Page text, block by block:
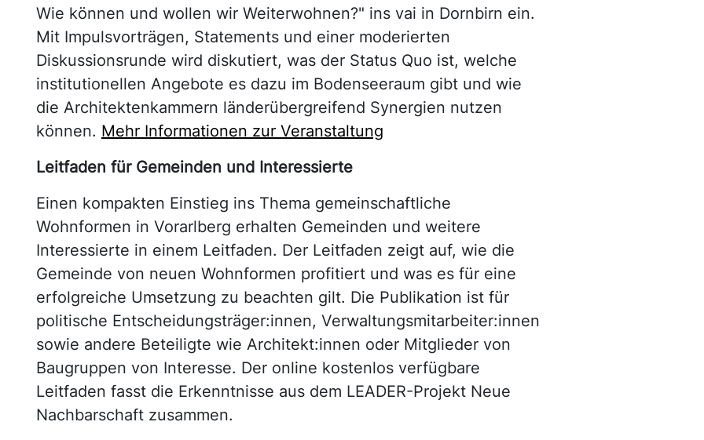
Wie können und wollen wir Weiterwohnen?" ins vai in Dornbirn ein.
Mit Impulsvorträgen, Statements und einer moderierten
Diskussionsrunde wird diskutiert, was der Status Quo ist, welche
institutionellen Angebote es dazu im Bodenseeraum gibt und wie
die Architektenkammern länderübergreifend Synergien nutzen
können. Mehr Informationen zur Veranstaltung
Leitfaden für Gemeinden und Interessierte
Einen kompakten Einstieg ins Thema gemeinschaftliche
Wohnformen in Vorarlberg erhalten Gemeinden und weitere
Interessierte in einem Leitfaden. Der Leitfaden zeigt auf, wie die
Gemeinde von neuen Wohnformen profitiert und was es für eine
erfolgreiche Umsetzung zu beachten gilt. Die Publikation ist für
politische Entscheidungsträger:innen, Verwaltungsmitarbeiter:innen
sowie andere Beteiligte wie Architekt:innen oder Mitglieder von
Baugruppen von Interesse. Der online kostenlos verfügbare
Leitfaden fasst die Erkenntnisse aus dem LEADER-Projekt Neue
Nachbarschaft zusammen.